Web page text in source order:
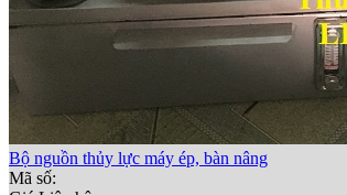
Bộ nguồn thủy lực máy ép, bàn nâng
Mã số: